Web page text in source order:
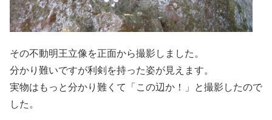
その不動明王立像を正面から撮影しました。
分かり難いですが利剣を持った姿が見えます。
実物はもっと分かり難くて「この辺か！」と撮影したので
した。